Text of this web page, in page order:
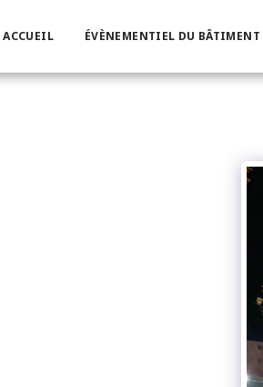
ACCUEIL ÉVÈNEMENTIEL DU BÂTIMENT